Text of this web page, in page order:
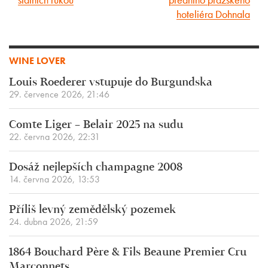
hoteliéra Dohnala
WINE LOVER
Louis Roederer vstupuje do Burgundska
29. července 2026, 21:46
Comte Liger – Belair 2025 na sudu
22. června 2026, 22:31
Dosáž nejlepších champagne 2008
14. června 2026, 13:53
Příliš levný zemědělský pozemek
24. dubna 2026, 21:59
1864 Bouchard Père & Fils Beaune Premier Cru